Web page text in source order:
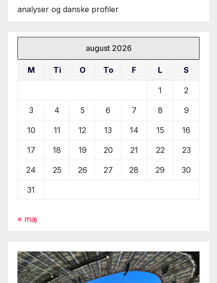
analyser og danske profiler
august 2026
M Ti O To F L S
1 2
3 4 5 6 7 8 9
10 11 12 13 14 15 16
17 18 19 20 21 22 23
24 25 26 27 28 29 30
31
« maj